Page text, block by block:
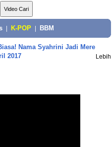
K-POP BBM
Nama Syahrini Jadi Mere
2017
Lebih